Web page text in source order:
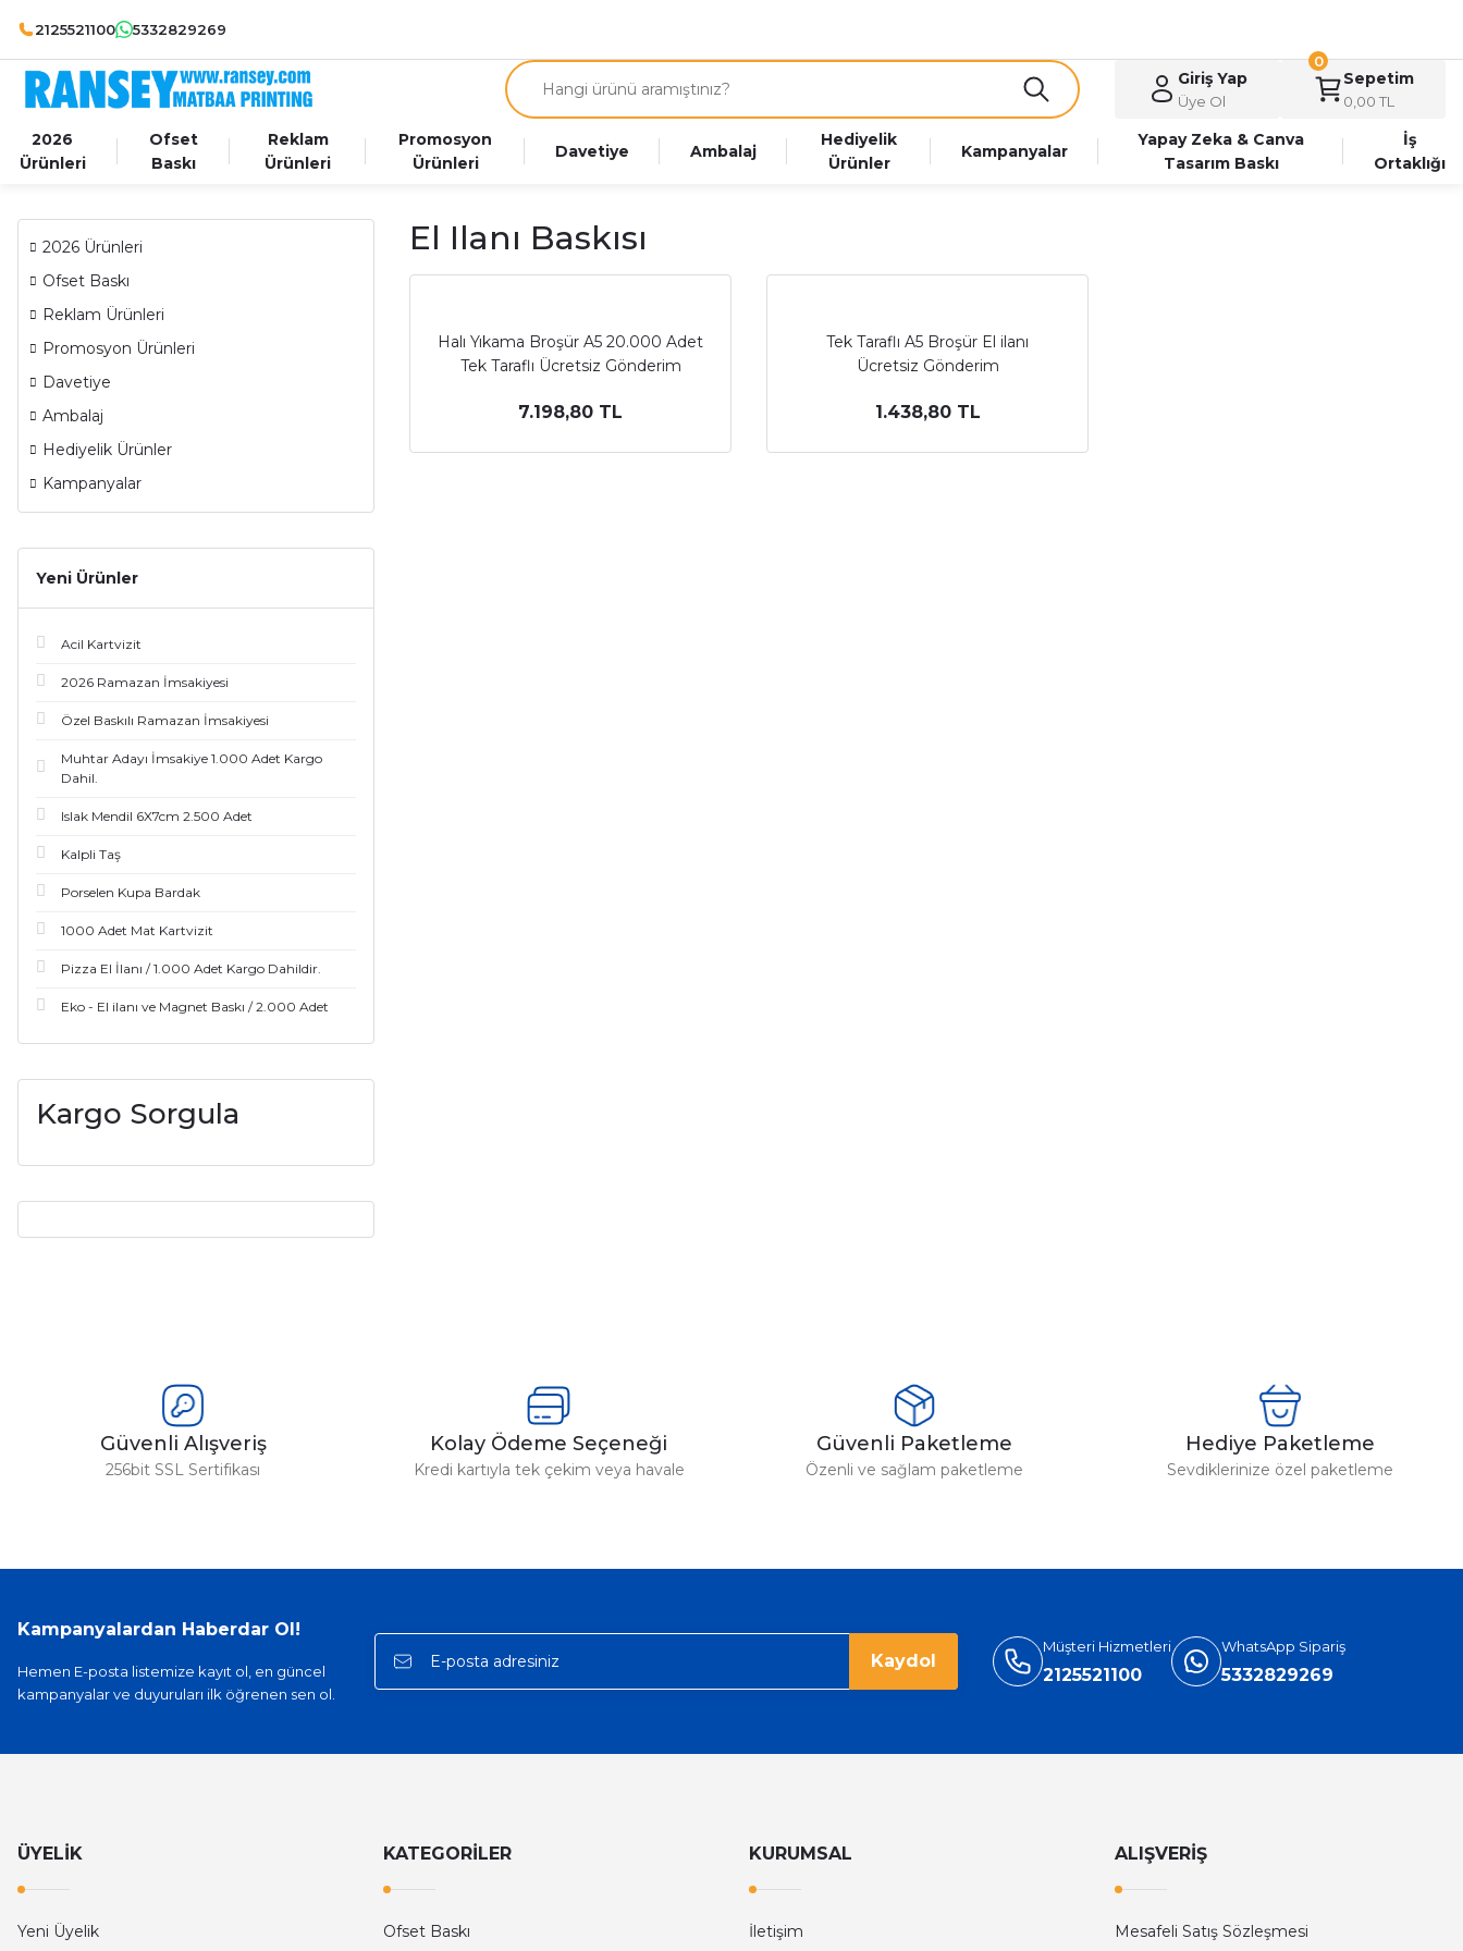
2125521100 5332829269
Giriş Yap
Üye Ol
Sepetim
0,00 TL
0
2026
Ürünleri
Ofset
Baskı
Reklam
Ürünleri
Promosyon
Ürünleri
Davetiye Ambalaj
Hediyelik
Ürünler
Kampanyalar
Yapay Zeka & Canva
Tasarım Baskı
İş
Ortaklığı
2026 Ürünleri
Ofset Baskı
Reklam Ürünleri
Promosyon Ürünleri
Davetiye
Ambalaj
Hediyelik Ürünler
Kampanyalar
Yeni Ürünler
Acil Kartvizit
2026 Ramazan İmsakiyesi
Özel Baskılı Ramazan İmsakiyesi
Muhtar Adayı İmsakiye 1.000 Adet Kargo
Dahil.
Islak Mendil 6X7cm 2.500 Adet
Kalpli Taş
Porselen Kupa Bardak
1000 Adet Mat Kartvizit
Pizza El İlanı / 1.000 Adet Kargo Dahildir.
Eko - El ilanı ve Magnet Baskı / 2.000 Adet
Kargo Sorgula
El Ilanı Baskısı
Halı Yıkama Broşür A5 20.000 Adet
Tek Taraflı Ücretsiz Gönderim
7.198,80 TL
Tek Taraflı A5 Broşür El ilanı
Ücretsiz Gönderim
1.438,80 TL
Güvenli Alışveriş
256bit SSL Sertifikası
Kolay Ödeme Seçeneği
Kredi kartıyla tek çekim veya havale
Güvenli Paketleme
Özenli ve sağlam paketleme
Hediye Paketleme
Sevdiklerinize özel paketleme
Kampanyalardan Haberdar Ol!
Hemen E-posta listemize kayıt ol, en güncel
kampanyalar ve duyuruları ilk öğrenen sen ol.
Kaydol
Müşteri Hizmetleri
2125521100
WhatsApp Sipariş
5332829269
ÜYELİK
Yeni Üyelik
KATEGORİLER
Ofset Baskı
KURUMSAL
İletişim
ALIŞVERİŞ
Mesafeli Satış Sözleşmesi